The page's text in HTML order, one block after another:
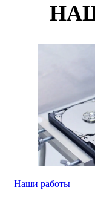
Наши работы